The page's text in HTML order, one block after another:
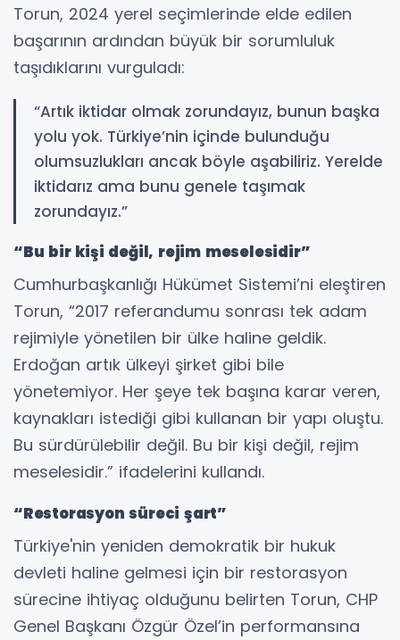
Torun, 2024 yerel seçimlerinde elde edilen
başarının ardından büyük bir sorumluluk
taşıdıklarını vurguladı:
“Artık iktidar olmak zorundayız, bunun başka
yolu yok. Türkiye’nin içinde bulunduğu
olumsuzlukları ancak böyle aşabiliriz. Yerelde
iktidarız ama bunu genele taşımak
zorundayız.”
“Bu bir kişi değil, rejim meselesidir”
Cumhurbaşkanlığı Hükümet Sistemi’ni eleştiren
Torun, “2017 referandumu sonrası tek adam
rejimiyle yönetilen bir ülke haline geldik.
Erdoğan artık ülkeyi şirket gibi bile
yönetemiyor. Her şeye tek başına karar veren,
kaynakları istediği gibi kullanan bir yapı oluştu.
Bu sürdürülebilir değil. Bu bir kişi değil, rejim
meselesidir.” ifadelerini kullandı.
“Restorasyon süreci şart”
Türkiye'nin yeniden demokratik bir hukuk
devleti haline gelmesi için bir restorasyon
sürecine ihtiyaç olduğunu belirten Torun, CHP
Genel Başkanı Özgür Özel’in performansına